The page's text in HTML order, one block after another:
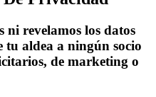
ni revelamos los datos
tu aldea a ningún socio
de marketing o